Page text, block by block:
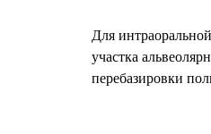
Для
участка
перебазировки